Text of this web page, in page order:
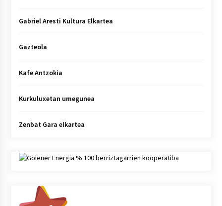
Gabriel Aresti Kultura Elkartea
Gazteola
Kafe Antzokia
Kurkuluxetan umegunea
Zenbat Gara elkartea